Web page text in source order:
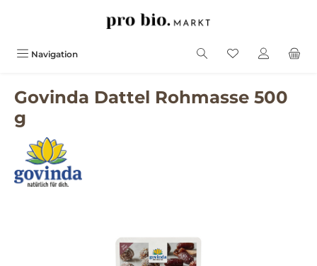
Navigation
Govinda Dattel Rohmasse 500
g